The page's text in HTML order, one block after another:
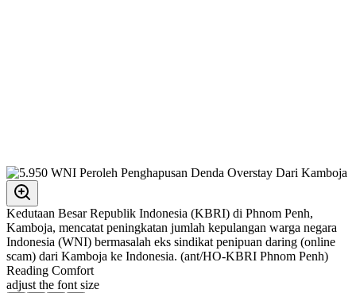
Kedutaan Besar Republik Indonesia (KBRI) di Phnom Penh,
Kamboja, mencatat peningkatan jumlah kepulangan warga negara
Indonesia (WNI) bermasalah eks sindikat penipuan daring (online
scam) dari Kamboja ke Indonesia. (ant/HO-KBRI Phnom Penh)
Reading Comfort
adjust the font size